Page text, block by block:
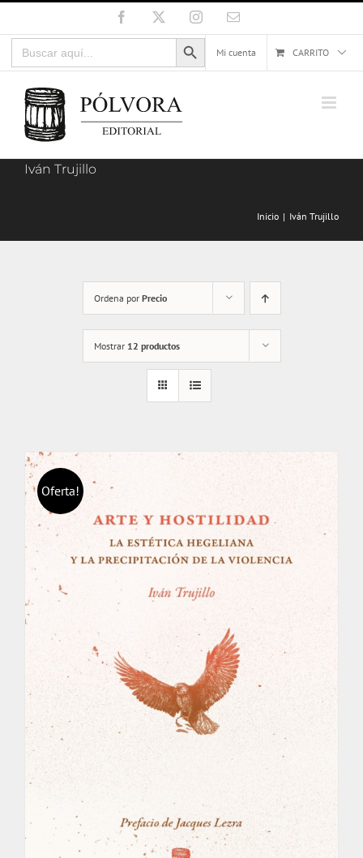
al
contenido
Facebook InstagramCorreo
Buscar:
Botón de búsqueda
Mi cuenta
CARRITO
Iván Trujillo
Inicio Iván Trujillo
Ordena por Precio
Mostrar 12 productos
Oferta!